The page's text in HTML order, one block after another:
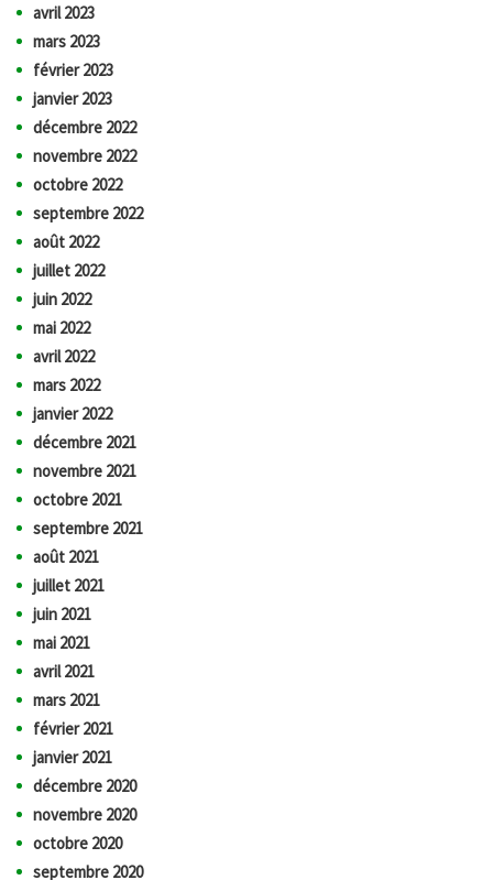
avril 2023
mars 2023
février 2023
janvier 2023
décembre 2022
novembre 2022
octobre 2022
septembre 2022
août 2022
juillet 2022
juin 2022
mai 2022
avril 2022
mars 2022
janvier 2022
décembre 2021
novembre 2021
octobre 2021
septembre 2021
août 2021
juillet 2021
juin 2021
mai 2021
avril 2021
mars 2021
février 2021
janvier 2021
décembre 2020
novembre 2020
octobre 2020
septembre 2020